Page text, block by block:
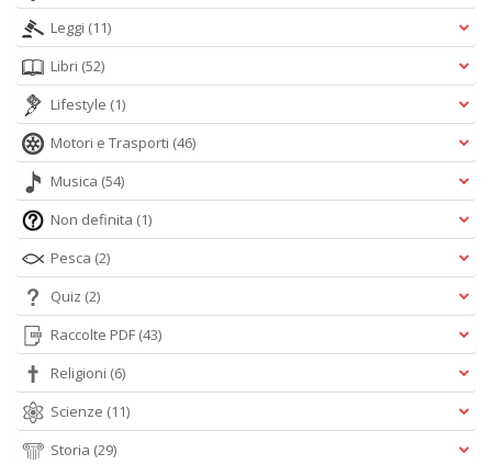
Leggi (11)
Libri (52)
Lifestyle (1)
Motori e Trasporti (46)
Musica (54)
Non definita (1)
Pesca (2)
Quiz (2)
Raccolte PDF (43)
Religioni (6)
Scienze (11)
Storia (29)